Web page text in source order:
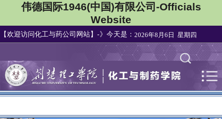
伟德国际1946(中国)有限公司-Officials
Website
【欢迎访问化工与药公司网站】-》今天是： 2026年8月6日 星期四
集团首页 |